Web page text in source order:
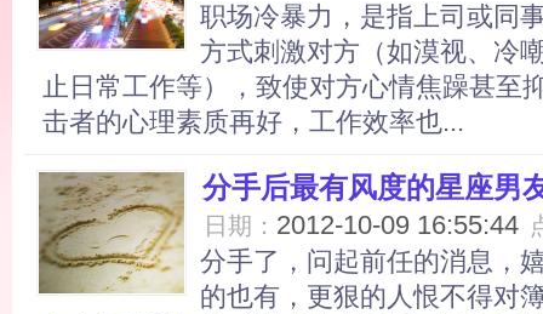
职场冷暴力，是指上司或同
方式刺激对方（如漠视、冷
止日常工作等），致使对方心情焦躁甚至
击者的心理素质再好，工作效率也...
分手后最有风度的星座男
日期： 2012-10-09 16:55:44
分手了，问起前任的消息，
的也有，更狠的人恨不得对